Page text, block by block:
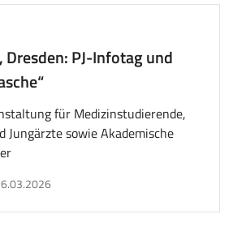
Dresden: PJ-Infotag und
für Medizinstudierende,
Jungärzte sowie Akademische